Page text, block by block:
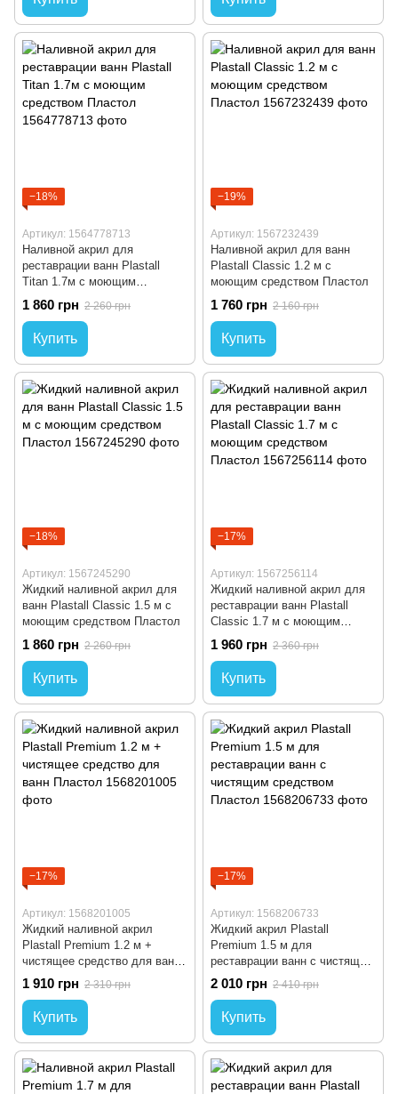
−18%
Артикул: 1564778713
Наливной акрил для
реставрации ванн Plastall
Titan 1.7м с моющим
средством Пластол
1 860 грн 2 260 грн
Купить
−19%
Артикул: 1567232439
Наливной акрил для ванн
Plastall Classic 1.2 м с
моющим средством Пластол
1 760 грн 2 160 грн
Купить
−18%
Артикул: 1567245290
Жидкий наливной акрил для
ванн Plastall Classic 1.5 м с
моющим средством Пластол
1 860 грн 2 260 грн
Купить
−17%
Артикул: 1567256114
Жидкий наливной акрил для
реставрации ванн Plastall
Classic 1.7 м с моющим
средством Пластол
1 960 грн 2 360 грн
Купить
−17%
Артикул: 1568201005
Жидкий наливной акрил
Plastall Premium 1.2 м +
чистящее средство для ванн
Пластол
1 910 грн 2 310 грн
Купить
−17%
Артикул: 1568206733
Жидкий акрил Plastall
Premium 1.5 м для
реставрации ванн с чистящим
средством Пластол
2 010 грн 2 410 грн
Купить